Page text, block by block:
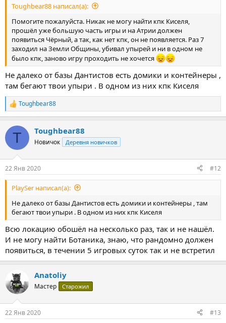
Toughbear88 написал(а):
Помогите пожалуйста. Никак не могу найти кпк Киселя,
прошёл уже большую часть игры и на Атрии должен
появиться Чёрный, а так, как нет кпк, он не появляется. Раз 7
заходил на Земли Общины, убивал упырей и ни в одном не
было кпк, заново игру проходить не хочется
Не далеко от базы Дантистов есть домики и контейнеры ,
там бегают твои упыри . В одном из них кпк Киселя
Р
е
к
и
Toughbear88
T Toughbear88
Новичок Деревня новичков
22 Янв 2020 #12
PlaySer написал(а):
Не далеко от базы Дантистов есть домики и контейнеры , там
бегают твои упыри . В одном из них кпк Киселя
Всю локацию обошёл на несколько раз, так и не нашёл.
И не могу найти Ботаника, знаю, что рандомно должен
появиться, в течении 5 игровых суток так и не встретил
Anatoliy
Мастер Старожил
22 Янв 2020 #13